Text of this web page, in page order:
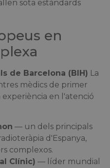
sota estàndards
en
de Barcelona (BIH) La
mèdics de primer
en l'atenció
— un dels principals
d'Espanya,
complexos.
Clínic) — líder mundial